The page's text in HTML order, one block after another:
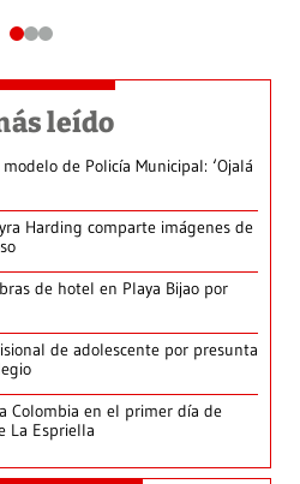
leído
de Policía Municipal: ‘Ojalá
Harding comparte imágenes de
de hotel en Playa Bijao por
de adolescente por presunta
Colombia en el primer día de
La Espriella